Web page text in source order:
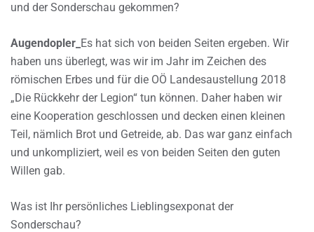
und der Sonderschau gekommen?
Augendopler_ Es hat sich von beiden Seiten ergeben. Wir
haben uns überlegt, was wir im Jahr im Zeichen des
römischen Erbes und für die OÖ Landesaustellung 2018
„Die Rückkehr der Legion“ tun können. Daher haben wir
eine Kooperation geschlossen und decken einen kleinen
Teil, nämlich Brot und Getreide, ab. Das war ganz einfach
und unkompliziert, weil es von beiden Seiten den guten
Willen gab.
Was ist Ihr persönliches Lieblingsexponat der
Sonderschau?